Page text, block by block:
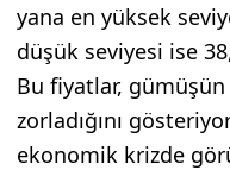
yana en yüksek
düşük seviyesi ise
Bu fiyatlar,
zorladığını
ekonomik krizde